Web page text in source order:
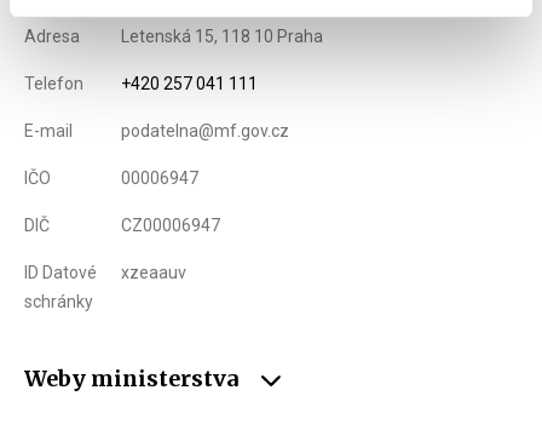
Adresa Letenská 15, 118 10 Praha
Telefon +420 257 041 111
E-mail podatelna@mf.gov.cz
IČO 00006947
DIČ CZ00006947
ID Datové
schránky
xzeaauv
Weby ministerstva